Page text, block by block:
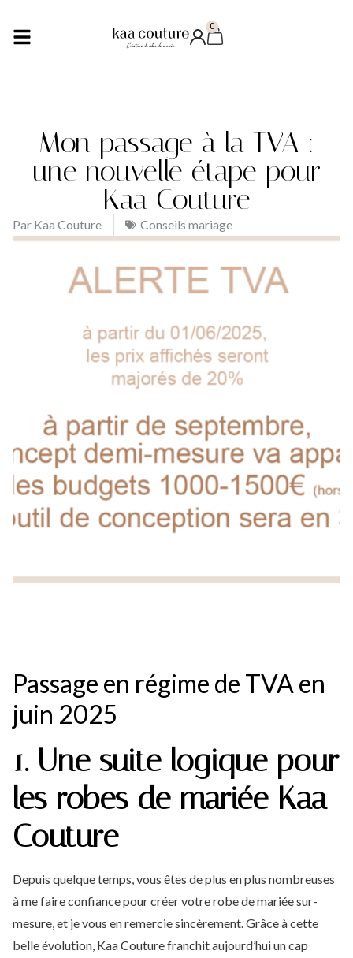
0
Mon passage à la TVA :
une nouvelle étape pour
Kaa Couture
Par Kaa Couture Conseils mariage
Passage en régime de TVA en
juin 2025
1. Une suite logique pour
les robes de mariée Kaa
Couture
Depuis quelquetemps, vous êtes deplus enplus nombreuses
àmefaireconfiancepourcréervotrerobedemariéesur-
mesure, et jevous enremerciesincèrement. Grâceàcette
belleévolution, KaaCouturefranchitaujourd’huiuncap